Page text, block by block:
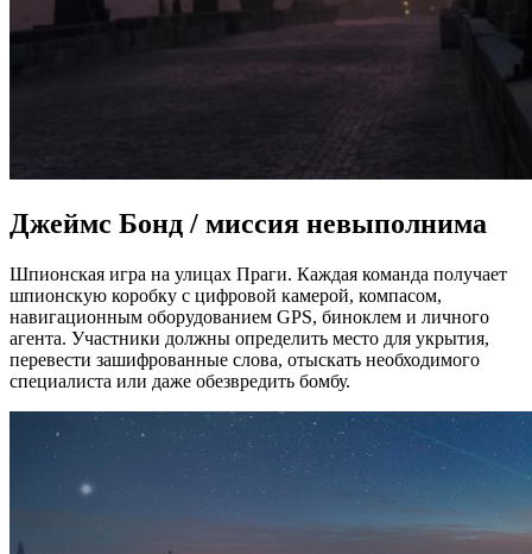
Джеймс Бонд / миссия невыполнима
Шпионская игра на улицах Праги. Каждая команда получает
шпионскую коробку с цифровой камерой, компасом,
навигационным оборудованием GPS, биноклем и личного
агента. Участники должны определить место для укрытия,
перевести зашифрованные слова, отыскать необходимого
специалиста или даже обезвредить бомбу.